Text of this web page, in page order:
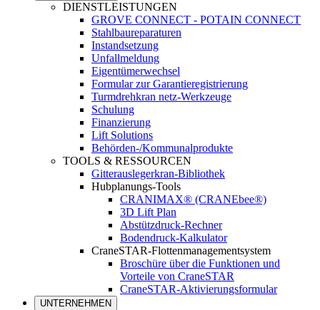
DIENSTLEISTUNGEN
GROVE CONNECT - POTAIN CONNECT
Stahlbaureparaturen
Instandsetzung
Unfallmeldung
Eigentümerwechsel
Formular zur Garantieregistrierung
Turmdrehkran netz-Werkzeuge
Schulung
Finanzierung
Lift Solutions
Behörden-/Kommunalprodukte
TOOLS & RESSOURCEN
Gitterauslegerkran-Bibliothek
Hubplanungs-Tools
CRANIMAX® (CRANEbee®)
3D Lift Plan
Abstützdruck-Rechner
Bodendruck-Kalkulator
CraneSTAR-Flottenmanagementsystem
Broschüre über die Funktionen und
Vorteile von CraneSTAR
CraneSTAR-Aktivierungsformular
UNTERNEHMEN